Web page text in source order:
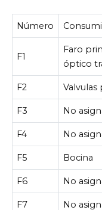
Número
F1
Faro
óptico
F2 Valvulas
F3 No
F4 No
F5 Bocina
F6 No
F7 No